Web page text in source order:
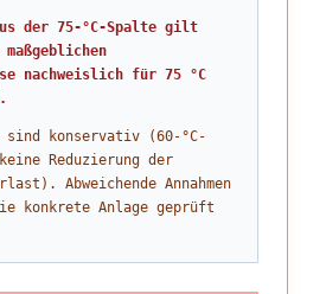
der 75-°C-Spalte gilt
nachweislich für 75 °C
sind konservativ (60-°C-
Reduzierung der
Abweichende Annahmen
konkrete Anlage geprüft